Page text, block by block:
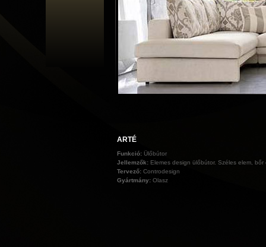
ARTÉ
Funkció: Ülőbútor
Jellemzők: Elemes design ülőbútor. Széles elem,
Tervező: Controdesign
Gyártmány: Olasz